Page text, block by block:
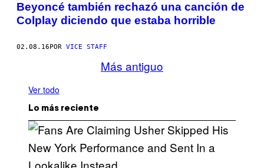
Beyoncé también rechazó una canción de
Colplay diciendo que estaba horrible
02.08.16 POR VICE STAFF
Más antiguo
Ver todo
Lo más reciente